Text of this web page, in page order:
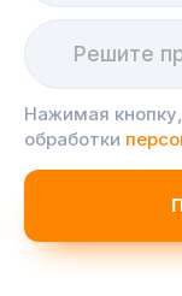
Нажимая
обработки